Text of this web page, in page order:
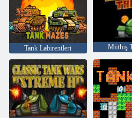
Tank Labirentleri Müthiş